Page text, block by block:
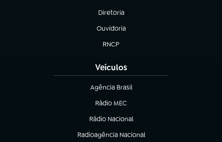
Diretoria
(abre em nova aba)
Ouvidoria
(abre em nova aba)
RNCP
(abre em nova aba)
Veículos
Agência Brasil
(abre em nova aba)
Rádio MEC
(abre em nova aba)
Rádio Nacional
Radioagência Nacional
(abre em nova aba)